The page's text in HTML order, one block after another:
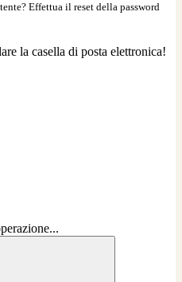
Effettua il reset della password
la casella di posta elettronica!